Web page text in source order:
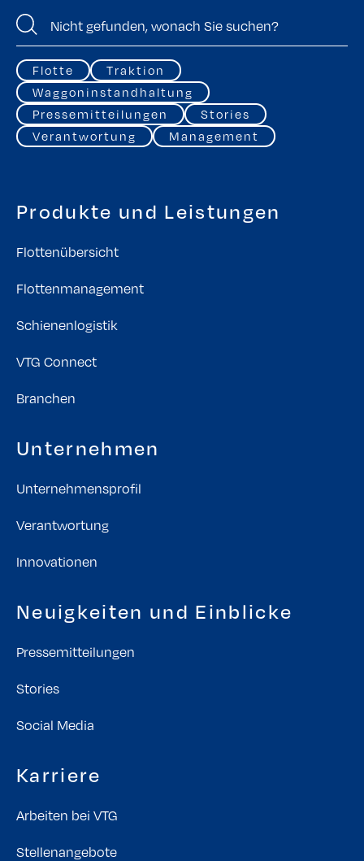
Flotte
Traktion
Waggoninstandhaltung
Pressemitteilungen
Stories
Verantwortung
Management
Produkte und Leistungen
Flottenübersicht
Flottenmanagement
Schienenlogistik
VTG Connect
Branchen
Unternehmen
Unternehmensprofil
Verantwortung
Innovationen
Neuigkeiten und Einblicke
Pressemitteilungen
Stories
Social Media
Karriere
Arbeiten bei VTG
Stellenangebote